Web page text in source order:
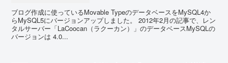
ブログ作成に使っているMovable TypeのデータベースをMySQL4か
らMySQL5にバージョンアップしました。 2012年2月の記事で、レン
タルサーバー「LaCoocan（ラクーカン）」のデータベースMySQLの
バージョンは 4.0...